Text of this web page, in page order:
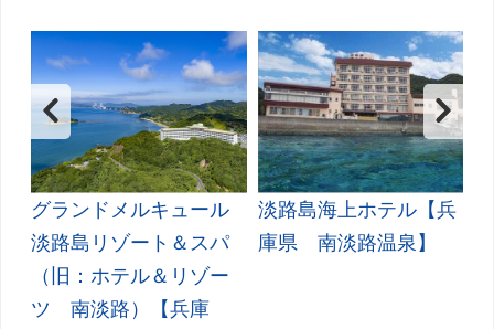
グランドメルキュール
淡路島リゾート＆スパ
（旧：ホテル＆リゾー
ツ 南淡路）【兵庫
淡路島海上ホテル【兵
庫県 南淡路温泉】